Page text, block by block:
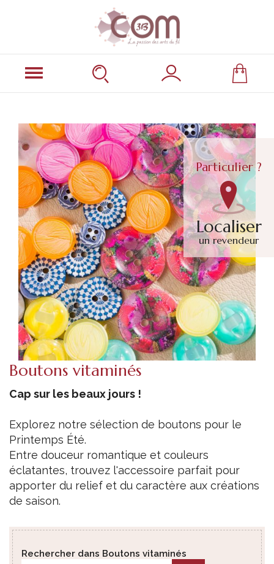
Particulier ?
Localiser
un revendeur
Boutons vitaminés
Cap sur les beaux jours !
Explorez notre sélection de boutons pour le
Printemps Été.
Entre douceur romantique et couleurs
éclatantes, trouvez l'accessoire parfait pour
apporter du relief et du caractère aux créations
de saison.
Rechercher dans Boutons vitaminés